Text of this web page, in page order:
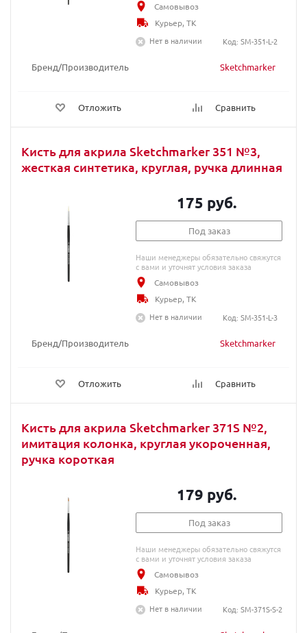
Бренд/Производитель Sketchmarker
Отложить Сравнить
Самовывоз
Курьер, ТК
Нет в наличии
Код: SM-351-L-2
Кисть для акрила Sketchmarker 351 №3,
жесткая синтетика, круглая, ручка длинная
Бренд/Производитель Sketchmarker
Отложить Сравнить
175 руб.
Под заказ
Наши менеджеры обязательно свяжутся
с вами и уточнят условия заказа
Самовывоз
Курьер, ТК
Нет в наличии
Код: SM-351-L-3
Кисть для акрила Sketchmarker 371S №2,
имитация колонка, круглая укороченная,
ручка короткая
179 руб.
Под заказ
Наши менеджеры обязательно свяжутся
с вами и уточнят условия заказа
Самовывоз
Курьер, ТК
Нет в наличии
Код: SM-371S-S-2